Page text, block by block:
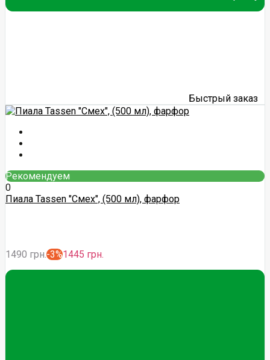
Быстрый заказ
Рекомендуем
0
Пиала Tassen "Смех", (500 мл), фарфор
1490 грн. -3%1445 грн.